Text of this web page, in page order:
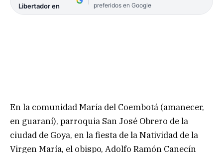
Libertador en
preferidos en Google
En la comunidad María del Coembotá (amanecer,
en guaraní), parroquia San José Obrero de la
ciudad de Goya, en la fiesta de la Natividad de la
Virgen María, el obispo, Adolfo Ramón Canecín